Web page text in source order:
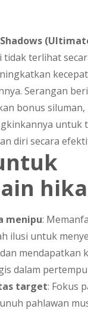
tidak terlihat
Serangan
bonus siluman,
untuk
diri secara
menipu:
ilusi untuk
mendapatkan
dalam
target: Fokus
pahlawan